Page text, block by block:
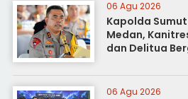
06 Agu 2026
Kapolda
Medan,
dan Delitua
06 Agu 2026